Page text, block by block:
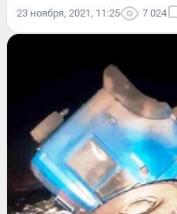
23 ноября, 2021, 11:25 7 024